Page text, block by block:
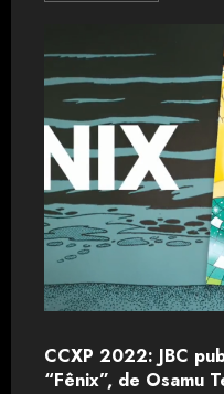
CCXP 2022: JBC
“Fênix”, de Osamu